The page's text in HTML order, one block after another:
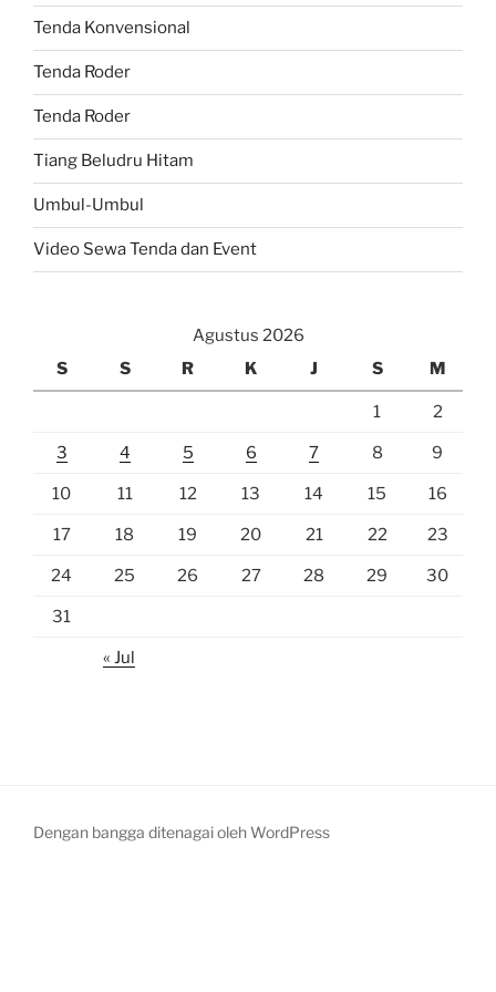
Tenda Konvensional
Tenda Roder
Tenda Roder
Tiang Beludru Hitam
Umbul-Umbul
Video Sewa Tenda dan Event
Agustus 2026
S
S R K J S M
1 2
3 4 5 6 7 8 9
10 11 12 13 14 15 16
17 18 19 20 21 22 23
24 25 26 27 28 29 30
31
« Jul
Dengan bangga ditenagai oleh WordPress